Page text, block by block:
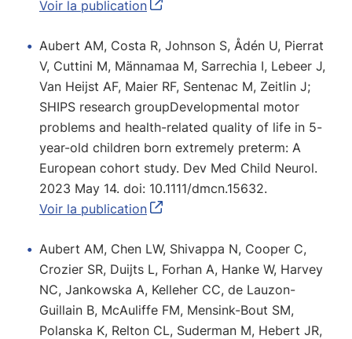
Voir la publication
Aubert AM, Costa R, Johnson S, Ådén U, Pierrat
V, Cuttini M, Männamaa M, Sarrechia I, Lebeer J,
Van Heijst AF, Maier RF, Sentenac M, Zeitlin J;
SHIPS research groupDevelopmental motor
problems and health-related quality of life in 5-
year-old children born extremely preterm: A
European cohort study. Dev Med Child Neurol.
2023 May 14. doi: 10.1111/dmcn.15632.
Voir la publication
Aubert AM, Chen LW, Shivappa N, Cooper C,
Crozier SR, Duijts L, Forhan A, Hanke W, Harvey
NC, Jankowska A, Kelleher CC, de Lauzon-
Guillain B, McAuliffe FM, Mensink-Bout SM,
Polanska K, Relton CL, Suderman M, Hebert JR,